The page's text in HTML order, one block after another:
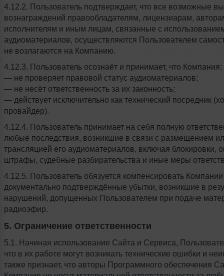
4.12.2. Пользователь подтверждает, что все возможные
вознаграждений правообладателям, лицензиарам,
исполнителям и иным лицам, связанные с
аудиоматериалов, осуществляются Пользователем
не возлагаются на Компанию.
4.12.3. Пользователь осознаёт и принимает, что Компания:
— не проверяет правовой статус аудиоматериалов;
— не несёт ответственность за их законность;
— действует исключительно как технический посредник
провайдер).
4.12.4. Пользователь принимает на себя полную
любые последствия, возникшие в связи с размещением
трансляцией его аудиоматериалов, включая блокировки,
штрафы, судебные разбирательства и иные меры
4.12.5. Пользователь обязуется компенсировать
документально подтверждённые убытки, возникшие в
нарушений, допущенных Пользователем при подаче
радиоэфир.
5. Ограничение ответственности
5.1. Начиная использование Сайта и Сервиса,
что в их работе могут возникать технические ошибки и
также признает, что авторы Программного обеспечения